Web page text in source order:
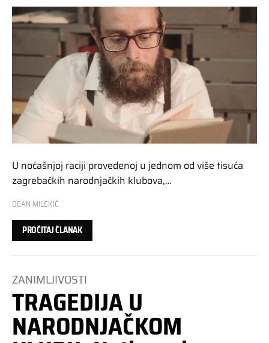
U noćašnjoj raciji provedenoj u jednom od više tisuća
zagrebačkih narodnjačkih klubova,…
DEAN MILEKIĆ
PROČITAJ ČLANAK
ZANIMLJIVOSTI
TRAGEDIJA U
NARODNJAČKOM